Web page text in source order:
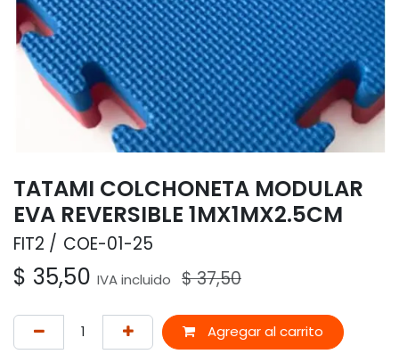
TATAMI COLCHONETA MODULAR
EVA REVERSIBLE 1MX1MX2.5CM
FIT2 COE-01-25
$ 35,50 IVA incluido $37,50
Agregar al carrito